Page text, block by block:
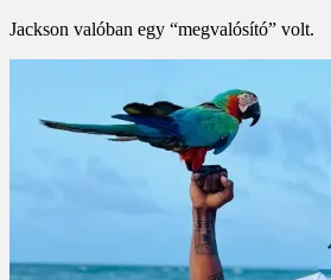
Jackson valóban egy “megvalósító” volt.